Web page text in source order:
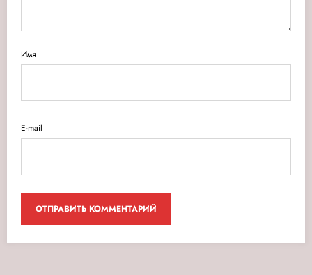
Имя
E-mail